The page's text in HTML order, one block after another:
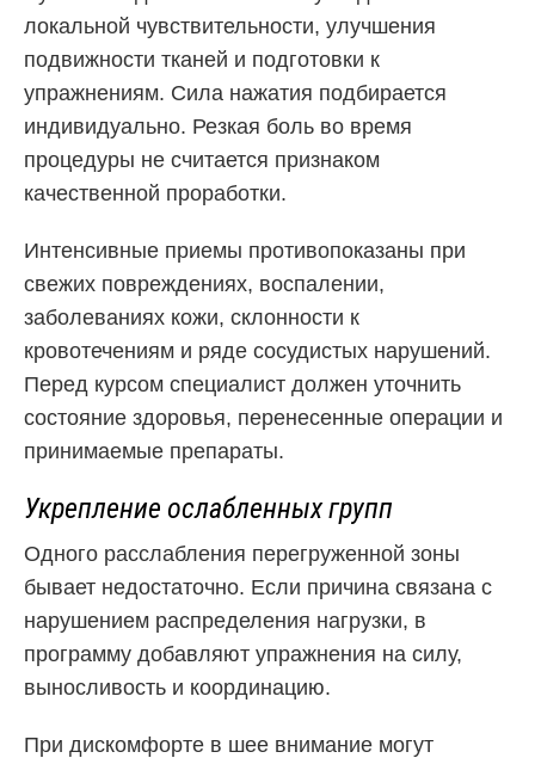
локальной чувствительности, улучшения
подвижности тканей и подготовки к
упражнениям. Сила нажатия подбирается
индивидуально. Резкая боль во время
процедуры не считается признаком
качественной проработки.
Интенсивные приемы противопоказаны при
свежих повреждениях, воспалении,
заболеваниях кожи, склонности к
кровотечениям и ряде сосудистых нарушений.
Перед курсом специалист должен уточнить
состояние здоровья, перенесенные операции и
принимаемые препараты.
Укрепление ослабленных групп
Одного расслабления перегруженной зоны
бывает недостаточно. Если причина связана с
нарушением распределения нагрузки, в
программу добавляют упражнения на силу,
выносливость и координацию.
При дискомфорте в шее внимание могут